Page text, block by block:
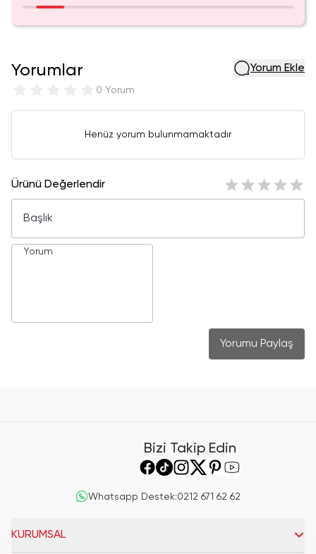
Yorumlar
0 Yorum
Yorum Ekle
Henüz yorum bulunmamaktadır
Ürünü Değerlendir
Yorumu Paylaş
Bizi Takip Edin
Whatsapp Destek:0212 671 62 62
KURUMSAL